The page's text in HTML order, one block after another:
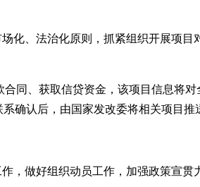
化、法治化原则，抓紧组织开展项
同、获取信贷资金，该项目信息将
确认后，由国家发改委将相关项目推
，做好组织动员工作，加强政策宣